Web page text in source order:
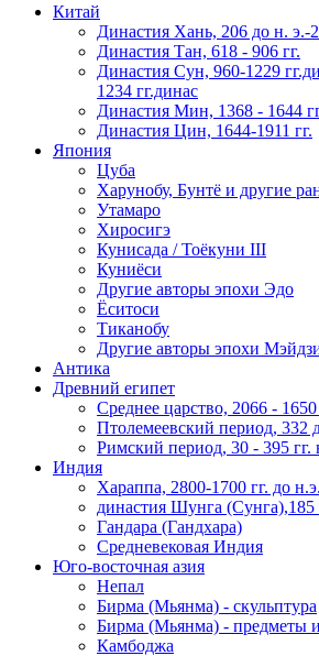
Китай
Династия Хань, 206 до н. э.-
Династия Тан, 618 - 906 гг.
Династия Сун, 960-1229
1234 гг.динас
Династия Мин, 1368 - 1644
Династия Цин, 1644-1911 гг.
Япония
Цуба
Харунобу, Бунтё и другие
Утамаро
Хиросигэ
Кунисада / Тоёкуни III
Куниёси
Другие авторы эпохи Эдо
Ёситоси
Тиканобу
Другие авторы эпохи
Антика
Древний египет
Среднее царство, 2066 - 1650
Птолемеевский период, 332
Римский период, 30 - 395 гг.
Индия
Хараппа, 2800-1700 гг. до н.э.
династия Шунга (Сунга),185
Гандара (Гандхара)
Средневековая Индия
Юго-восточная азия
Непал
Бирма (Мьянма) - скульптура
Бирма (Мьянма) - предметы
Камбоджа